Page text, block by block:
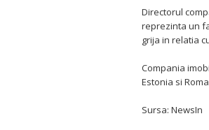
Directorul
reprezinta un
grija in relatia
Compania
Estonia si
Sursa: NewsIn